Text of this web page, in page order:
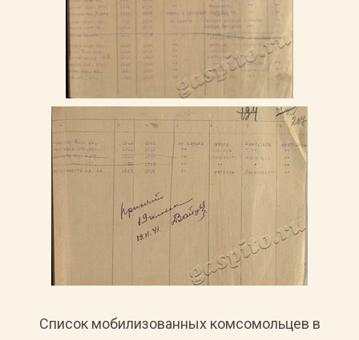
Список мобилизованных комсомольцев в